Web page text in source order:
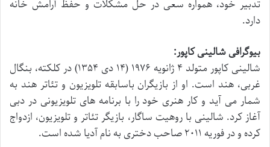
تدبیر خود، همواره سعی در حل مشکلات و حفظ آرامش خانه
دارد.
بیوگرافی شالینی کاپور:
شالینی کاپور متولد ۴ ژانویه ۱۹۷۶ (۱۴ دی ۱۳۵۴) در کلکته، بنگال
غربی، هند است. او از بازیگران باسابقه تلویزیون و تئاتر هند به
شمار می آید و کار هنری خود را با برنامه های تلویزیونی در دبی
آغاز کرد. شالینی با روهیت ساگار، بازیگر تئاتر و تلویزیون، ازدواج
کرده و در فوریه ۲۰۱۱ صاحب دختری به نام آدیا شده است.